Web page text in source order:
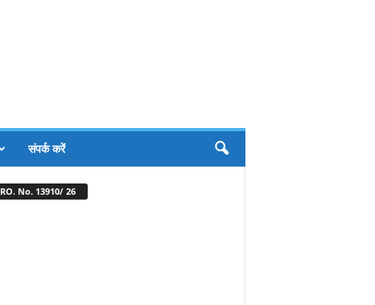
संपर्क करें
RO. No. 13910/ 26